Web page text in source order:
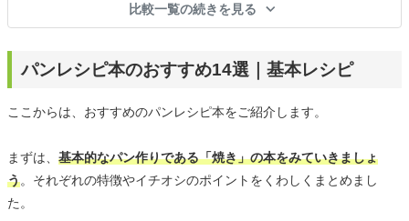
比較一覧の続きを見る
パンレシピ本のおすすめ14選｜基本レシピ
ここからは、おすすめのパンレシピ本をご紹介します。
まずは、 基本的なパン作りである「焼き」の本をみていきましょ
う。それぞれの特徴やイチオシのポイントをくわしくまとめまし
た。